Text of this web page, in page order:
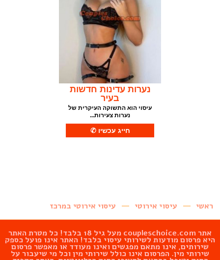
נערות עדינות חדשות
בעיר
עיסוי הוא התשוקה העיקרית של
נערות צעירות...
ראשי עיסוי אירוטי עיסוי אירוטי במרכז
אתרcoupleschoice.com מעל גיל 18 בלבד! כל מטרת האתר
היא פרסום מודעות לשירותי עיסוי בלבד! האתר אינו פועל כספק
שירותים, אינו מתאם מפגשים ואינו מעודד או מאפשר פרסום
שירותי מין. הפרסום אינו כולל שירותי מין וכל מי שיעבור על